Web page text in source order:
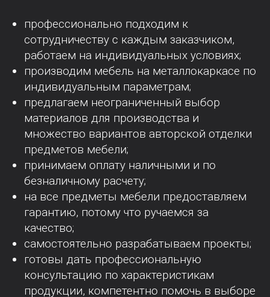
профессионально подходим к
сотрудничеству с каждым заказчиком,
работаем на индивидуальных условиях;
производим мебель на металлокаркасе по
индивидуальным параметрам;
предлагаем неограниченный выбор
материалов для производства и
множество вариантов авторской отделки
предметов мебели;
принимаем оплату наличными и по
безналичному расчету;
на все предметы мебели предоставляем
гарантию, потому что ручаемся за
качество;
самостоятельно разрабатываем проекты;
готовы дать профессиональную
консультацию по характеристикам
продукции, компетентно помочь в выборе